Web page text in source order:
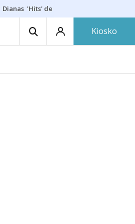
Dianas 'Hits' de las txarangas
Kiosko